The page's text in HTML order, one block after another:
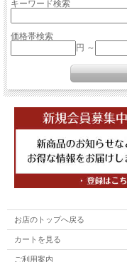
キーワード検索
価格帯検索
円 ～
お店のトップへ戻る
カートを見る
ご利用案内